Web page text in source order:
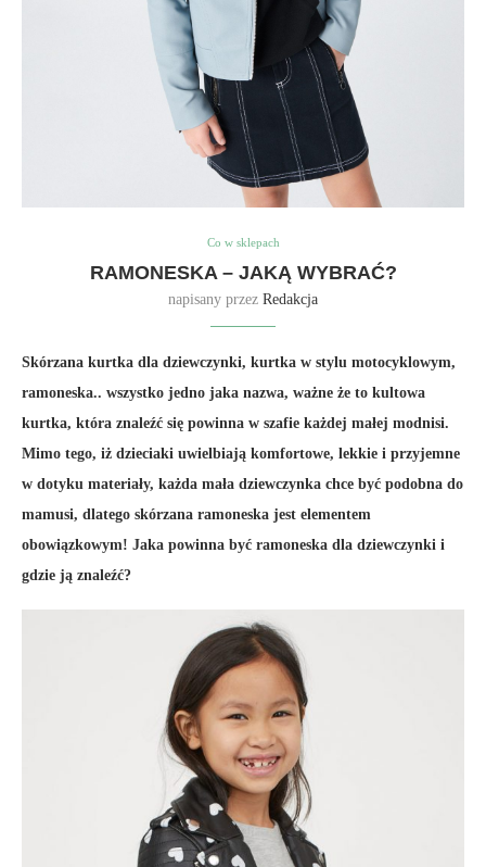
Co w sklepach
RAMONESKA – JAKĄ WYBRAĆ?
napisany przez Redakcja
Skórzana kurtka dla dziewczynki, kurtka w stylu motocyklowym,
ramoneska.. wszystko jedno jaka nazwa, ważne że to kultowa
kurtka, która znaleźć się powinna w szafie każdej małej modnisi.
Mimo tego, iż dzieciaki uwielbiają komfortowe, lekkie i przyjemne
w dotyku materiały, każda mała dziewczynka chce być podobna do
mamusi, dlatego skórzana ramoneska jest elementem
obowiązkowym! Jaka powinna być ramoneska dla dziewczynki i
gdzie ją znaleźć?